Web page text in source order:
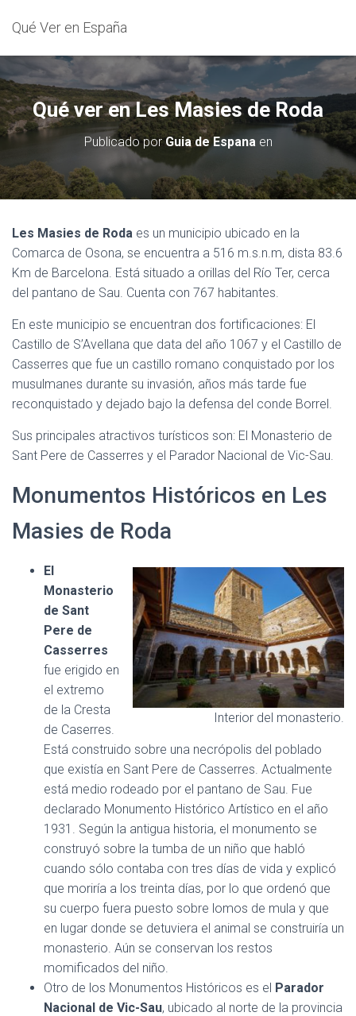
Qué Ver en España
Qué ver en Les Masies de Roda
Publicado porGuia de Espanaen
Les Masies de Roda es un municipio ubicado en la
Comarca de Osona, se encuentra a 516 m.s.n.m, dista 83.6
Km de Barcelona. Está situado a orillas del Río Ter, cerca
del pantano de Sau. Cuenta con 767 habitantes.
En este municipio se encuentran dos fortificaciones: El
Castillo de S’Avellana que data del año 1067 y el Castillo de
Casserres que fue un castillo romano conquistado por los
musulmanes durante su invasión, años más tarde fue
reconquistado y dejado bajo la defensa del conde Borrel.
Sus principales atractivos turísticos son: El Monasterio de
Sant Pere de Casserres y el Parador Nacional de Vic-Sau.
Monumentos Históricos en Les
Masies de Roda
Interior del monasterio.
El
Monasterio
de Sant
Pere de
Casserres
fue erigido en
el extremo
de la Cresta
de Caserres.
Está construido sobre una necrópolis del poblado
que existía en Sant Pere de Casserres. Actualmente
está medio rodeado por el pantano de Sau. Fue
declarado Monumento Histórico Artístico en el año
1931. Según la antigua historia, el monumento se
construyó sobre la tumba de un niño que habló
cuando sólo contaba con tres días de vida y explicó
que moriría a los treinta días, por lo que ordenó que
su cuerpo fuera puesto sobre lomos de mula y que
en lugar donde se detuviera el animal se construiría un
monasterio. Aún se conservan los restos
momificados del niño.
Otro de los Monumentos Históricos es el Parador
Nacional de Vic-Sau, ubicado al norte de la provincia